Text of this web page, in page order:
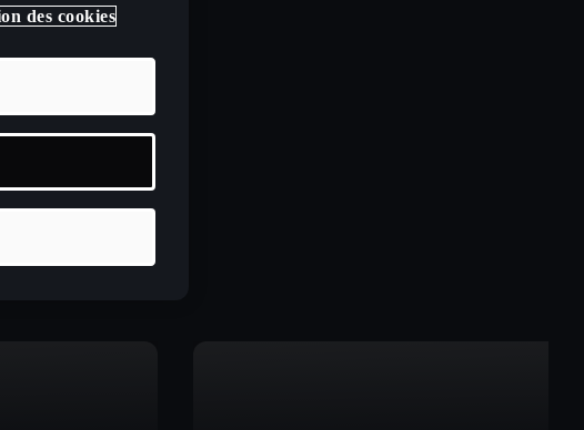
des cookies